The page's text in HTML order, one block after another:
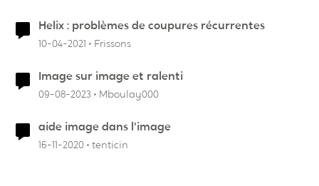
Helix : problèmes de coupures récurrentes
10-04-2021 Frissons
Image sur image et ralenti
09-08-2023 Mboulay000
aide image dans l'image
16-11-2020 tenticin